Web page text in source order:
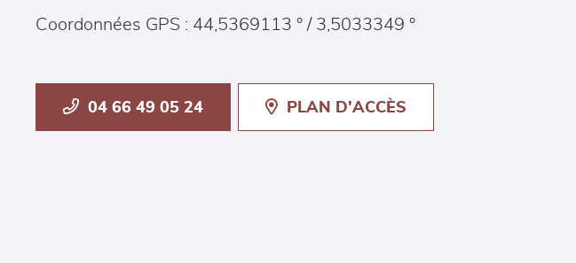
Coordonnées GPS : 44,5369113 ° / 3,5033349 °
04 66 49 05 24 PLAN D'ACCÈS